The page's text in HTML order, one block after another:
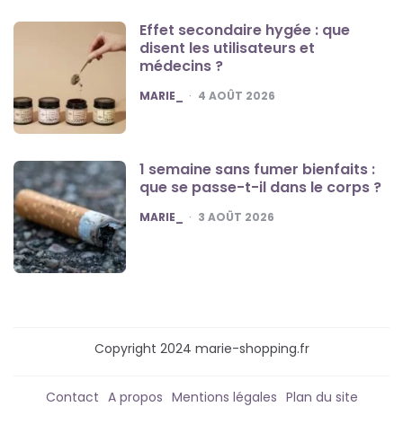
Effet secondaire hygée : que
disent les utilisateurs et
médecins ?
POSTED
MARIE_ 4 AOÛT 2026
1 semaine sans fumer bienfaits :
que se passe-t-il dans le corps ?
POSTED
MARIE_ 3 AOÛT 2026
Copyright 2024 marie-shopping.fr
Contact A propos Mentions légales Plan du site